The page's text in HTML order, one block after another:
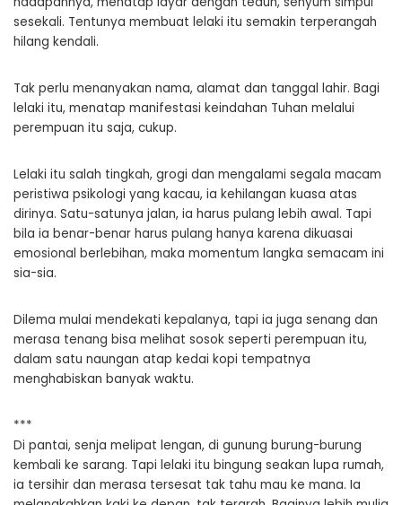
sesekali. Tentunya membuat lelaki itu semakin terperangah
hilang kendali.
Tak perlu menanyakan nama, alamat dan tanggal lahir. Bagi
lelaki itu, menatap manifestasi keindahan Tuhan melalui
perempuan itu saja, cukup.
Lelaki itu salah tingkah, grogi dan mengalami segala macam
peristiwa psikologi yang kacau, ia kehilangan kuasa atas
dirinya. Satu-satunya jalan, ia harus pulang lebih awal. Tapi
bila ia benar-benar harus pulang hanya karena dikuasai
emosional berlebihan, maka momentum langka semacam ini
sia-sia.
Dilema mulai mendekati kepalanya, tapi ia juga senang dan
merasa tenang bisa melihat sosok seperti perempuan itu,
dalam satu naungan atap kedai kopi tempatnya
menghabiskan banyak waktu.
***
Di pantai, senja melipat lengan, di gunung burung-burung
kembali ke sarang. Tapi lelaki itu bingung seakan lupa rumah,
ia tersihir dan merasa tersesat tak tahu mau ke mana. Ia